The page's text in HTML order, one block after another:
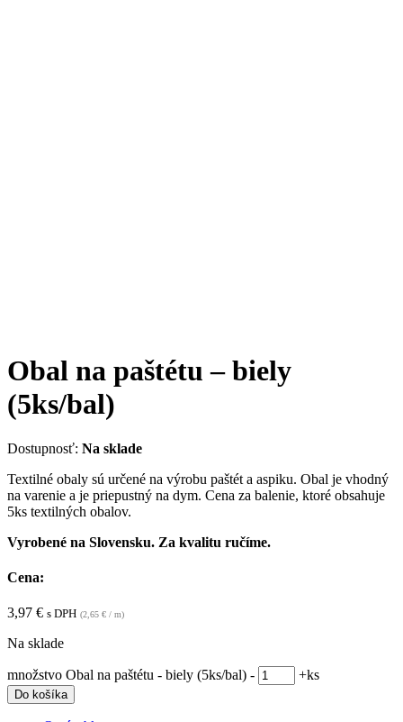
Obal na paštétu – biely
(5ks/bal)
Dostupnosť: Na sklade
Textilné obaly sú určené na výrobu paštét a aspiku. Obal je vhodný
na varenie a je priepustný na dym. Cena za balenie, ktoré obsahuje
5ks textilných obalov.
Vyrobené na Slovensku. Za kvalitu ručíme.
Cena:
3,97 € s DPH (2,65 € / m)
Na sklade
množstvo Obal na paštétu - biely (5ks/bal) - +ks
Do košíka